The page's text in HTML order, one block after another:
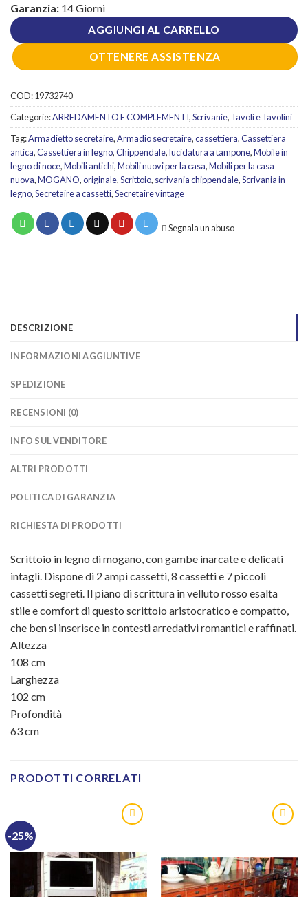
Garanzia: 14 Giorni
AGGIUNGI AL CARRELLO
OTTENERE ASSISTENZA
COD:19732740
Categorie:ARREDAMENTO E COMPLEMENTI,Scrivanie, Tavoli e Tavolini
Tag:Armadietto secretaire,Armadio secretaire,cassettiera,Cassettiera
antica,Cassettiera in legno,Chippendale,lucidatura a tampone,Mobile in
legno di noce,Mobili antichi,Mobili nuovi per la casa,Mobili per la casa
nuova,MOGANO,originale,Scrittoio, scrivania chippendale,Scrivania in
legno,Secretaire a cassetti,Secretaire vintage
Segnala un abuso
DESCRIZIONE
INFORMAZIONI AGGIUNTIVE
SPEDIZIONE
RECENSIONI (0)
INFO SUL VENDITORE
ALTRI PRODOTTI
POLITICA DI GARANZIA
RICHIESTA DI PRODOTTI
Scrittoio in legno di mogano, con gambe inarcate e delicati
intagli. Dispone di 2 ampi cassetti, 8 cassetti e 7 piccoli
cassetti segreti. Il piano di scrittura in velluto rosso esalta
stile e comfort di questo scrittoio aristocratico e compatto,
che ben si inserisce in contesti arredativi romantici e raffinati.
Altezza
108 cm
Larghezza
102 cm
Profondità
63cm
PRODOTTI CORRELATI
-25%